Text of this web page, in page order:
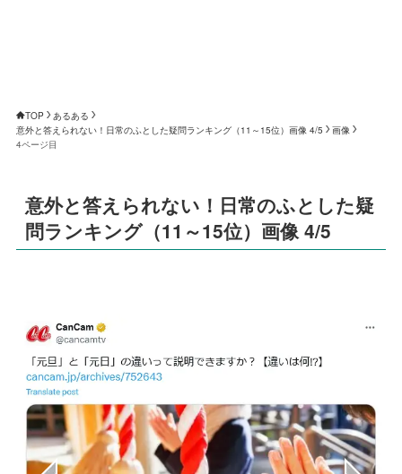
TOP
あるある
意外と答えられない！日常のふとした疑問ランキング（11～15位）画像 4/5
画像
4ページ目
意外と答えられない！日常のふとした疑
問ランキング（11～15位）画像 4/5